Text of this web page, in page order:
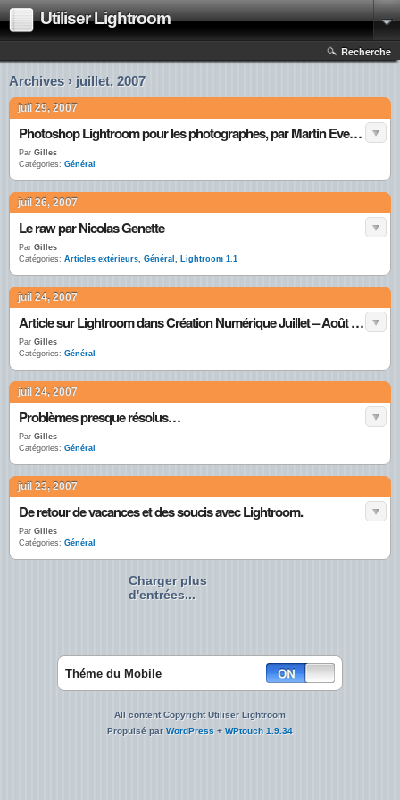
Utiliser Lightroom
Recherche
Archives › juillet, 2007
juil 29, 2007
Photoshop Lightroom pour les photographes, par Martin Evening, traduit et adapté par Volker Gilbert ( Eyrolles éditeur ).
Par Gilles
Catégories: Général
juil 26, 2007
Le raw par Nicolas Genette
Par Gilles
Catégories: Articles extérieurs, Général , Lightroom 1.1
juil 24, 2007
Article sur Lightroom dans Création Numérique Juillet – Août 2007
Par Gilles
Catégories: Général
juil 24, 2007
Problèmes presque résolus…
Par Gilles
Catégories: Général
juil 23, 2007
De retour de vacances et des soucis avec Lightroom.
Par Gilles
Catégories: Général
Charger plus
d'entrées...
Théme du Mobile
All content Copyright Utiliser Lightroom
Propulsé parWordPress + WPtouch 1.9.34